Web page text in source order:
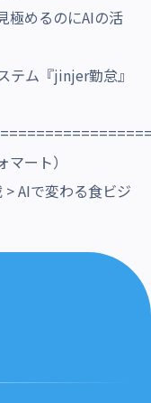
極めるのにAIの活
テム『jinjer勤怠』
ート）
AIで変わる食ビジ